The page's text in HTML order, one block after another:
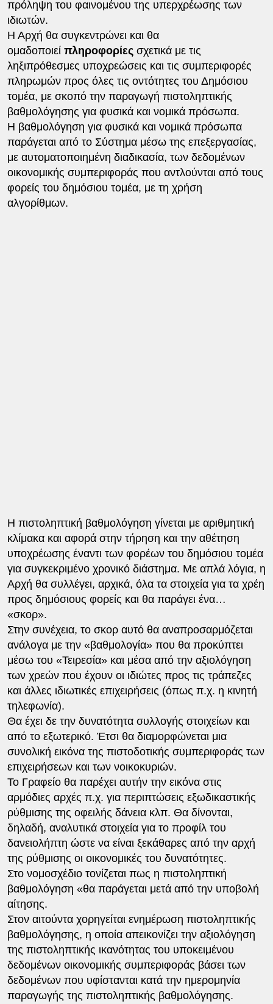
πρόληψη του φαινομένου της υπερχρέωσης των
ιδιωτών.
Η Αρχή θα συγκεντρώνει και θα
ομαδοποιεί πληροφορίεςσχετικά με τις
ληξιπρόθεσμες υποχρεώσεις και τις συμπεριφορές
πληρωμών προς όλες τις οντότητες του Δημόσιου
τομέα, με σκοπό την παραγωγή πιστοληπτικής
βαθμολόγησης για φυσικά και νομικά πρόσωπα.
Η βαθμολόγηση για φυσικά και νομικά πρόσωπα
παράγεται από το Σύστημα μέσω της επεξεργασίας,
με αυτοματοποιημένη διαδικασία, των δεδομένων
οικονομικής συμπεριφοράς που αντλούνται από τους
φορείς του δημόσιου τομέα, με τη χρήση
αλγορίθμων.
Η πιστοληπτική βαθμολόγηση γίνεται με αριθμητική
κλίμακα και αφορά στην τήρηση και την αθέτηση
υποχρέωσης έναντι των φορέων του δημόσιου τομέα
για συγκεκριμένο χρονικό διάστημα. Με απλά λόγια, η
Αρχή θα συλλέγει, αρχικά, όλα τα στοιχεία για τα χρέη
προς δημόσιους φορείς και θα παράγει ένα…
«σκορ».
Στην συνέχεια, το σκορ αυτό θα αναπροσαρμόζεται
ανάλογα με την «βαθμολογία» που θα προκύπτει
μέσω του «Τειρεσία» και μέσα από την αξιολόγηση
των χρεών που έχουν οι ιδιώτες προς τις τράπεζες
και άλλες ιδιωτικές επιχειρήσεις (όπως π.χ. η κινητή
τηλεφωνία).
Θα έχει δε την δυνατότητα συλλογής στοιχείων και
από το εξωτερικό. Έτσι θα διαμορφώνεται μια
συνολική εικόνα της πιστοδοτικής συμπεριφοράς των
επιχειρήσεων και των νοικοκυριών.
Το Γραφείο θα παρέχει αυτήν την εικόνα στις
αρμόδιες αρχές π.χ. για περιπτώσεις εξωδικαστικής
ρύθμισης της οφειλής δάνεια κλπ. Θα δίνονται,
δηλαδή, αναλυτικά στοιχεία για το προφίλ του
δανειολήπτη ώστε να είναι ξεκάθαρες από την αρχή
της ρύθμισης οι οικονομικές του δυνατότητες.
Στο νομοσχέδιο τονίζεται πως η πιστοληπτική
βαθμολόγηση «θα παράγεται μετά από την υποβολή
αίτησης.
Στον αιτούντα χορηγείται ενημέρωση πιστοληπτικής
βαθμολόγησης, η οποία απεικονίζει την αξιολόγηση
της πιστοληπτικής ικανότητας του υποκειμένου
δεδομένων οικονομικής συμπεριφοράς βάσει των
δεδομένων που υφίστανται κατά την ημερομηνία
παραγωγής της πιστοληπτικής βαθμολόγησης.